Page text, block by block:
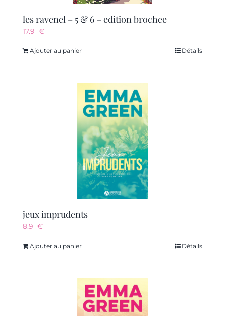
les ravenel – 5 & 6 – edition brochee
17.9 €
Ajouter au panier Détails
jeux imprudents
8.9 €
Ajouter au panier Détails